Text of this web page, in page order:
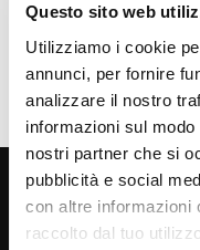
Questo sito web
Utilizziamo i cookie
annunci, per fornire
analizzare il nostro
informazioni sul
nostri partner che si
pubblicità e social
con altre informazioni
raccolto dal tuo